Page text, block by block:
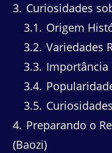
3 Curiosidades
3.1
Origem
3.2 Variedades
3.3 Importância
3.4
3.5
4 Preparando o
(Baozi)